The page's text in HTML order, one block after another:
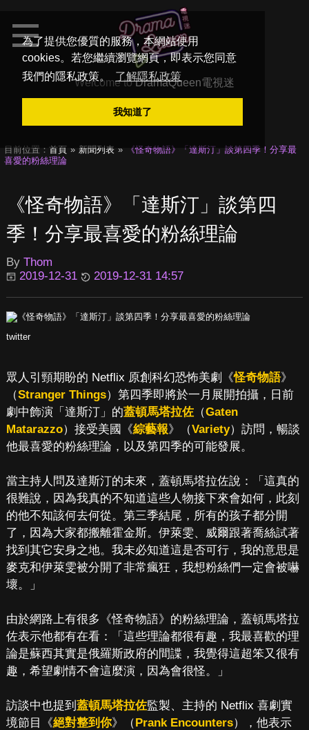
為了提供您優質的服務，本網站使用
cookies。若您繼續瀏覽網頁，即表示您同意
我們的隱私政策。
了解隱私政策
我知道了
Welcome toDramaQueen電視迷
目前位置： 首頁 新聞列表
《怪奇物語》「達斯汀」談第四季！分享最
喜愛的粉絲理論
《怪奇物語》「達斯汀」談第四
季！分享最喜愛的粉絲理論
By Thom
2019-12-31
2019-12-31 14:57
twitter
眾人引頸期盼的 Netflix 原創科幻恐怖美劇《怪奇物語》
（Stranger Things）第四季即將於一月展開拍攝，日前
劇中飾演「達斯汀」的蓋頓馬塔拉佐（Gaten
Matarazzo）接受美國《綜藝報》（Variety）訪問，暢談
他最喜愛的粉絲理論，以及第四季的可能發展。
當主持人問及達斯汀的未來，蓋頓馬塔拉佐說：「這真的
很難說，因為我真的不知道這些人物接下來會如何，此刻
的他不知該何去何從。第三季結尾，所有的孩子都分開
了，因為大家都搬離霍金斯。伊萊雯、威爾跟著喬絲試著
找到其它安身之地。我未必知道這是否可行，我的意思是
麥克和伊萊雯被分開了非常瘋狂，我想粉絲們一定會被嚇
壞。」
由於網路上有很多《怪奇物語》的粉絲理論，蓋頓馬塔拉
佐表示他都有在看：「這些理論都很有趣，我最喜歡的理
論是蘇西其實是俄羅斯政府的間諜，我覺得這超笨又很有
趣，希望劇情不會這麼演，因為會很怪。」
訪談中也提到 蓋頓馬塔拉佐監製、主持的 Netflix 喜劇實
境節目《絕對整到你》（Prank Encounters），他表示